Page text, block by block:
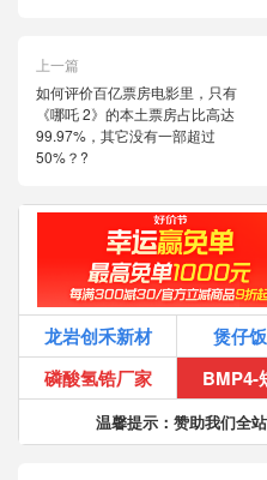
上一篇
如何评价百亿票房电影里，只有
《哪吒 2》的本土票房占比高达
99.97%，其它没有一部超过
50%？?
龙岩创禾新材 煲仔
磷酸氢锆厂家
BMP4-
温馨提示：赞助我们全